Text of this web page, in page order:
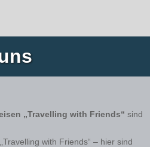
„Travelling with Friends“ sind
with Friends“ – hier sind